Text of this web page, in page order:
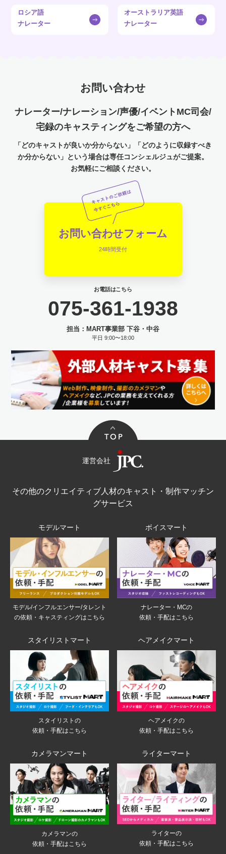
ロシア語
ナレーター
オーストラリア英語
ナレーター
お問い合わせ
ナレーター/ナレーション/声優/イベントMC司会/
宅録のキャスティングをご希望の方へ
「どのキャストが良いか分からない」「どのように収録すべき
か分からない」という場合は専任コンシェルジュがご提案。
お気軽にご相談ください。
お問い合わせフォーム
24時間受付
お電話はこちら
075-361-1938
担当：MART事業部 下谷・中谷
平日 9:00〜18:00
運営会社
その他のクリエイティブ人材のキャスト・制作マッチン
グサービス
モデルマート
モデル/インフルエンサー/タレント
の依頼・キャスティングはこちら
ボイスマート
ナレーター・MCの
依頼・手配はこちら
スタイリストマート
スタイリストの
依頼・手配はこちら
ヘアメイクマート
ヘアメイクの
依頼・手配はこちら
カメラマンマート
カメラマンの
依頼・手配はこちら
ライターマート
ライターの
依頼・手配はこちら